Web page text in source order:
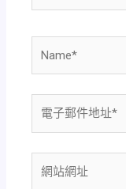
子
地
站